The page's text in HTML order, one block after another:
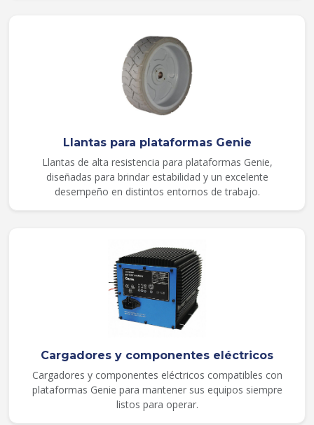
Llantas para plataformas Genie
Llantas de alta resistencia para plataformas Genie,
diseñadas para brindar estabilidad y un excelente
desempeño en distintos entornos de trabajo.
Cargadores y componentes eléctricos
Cargadores y componentes eléctricos compatibles con
plataformas Genie para mantener sus equipos siempre
listos para operar.